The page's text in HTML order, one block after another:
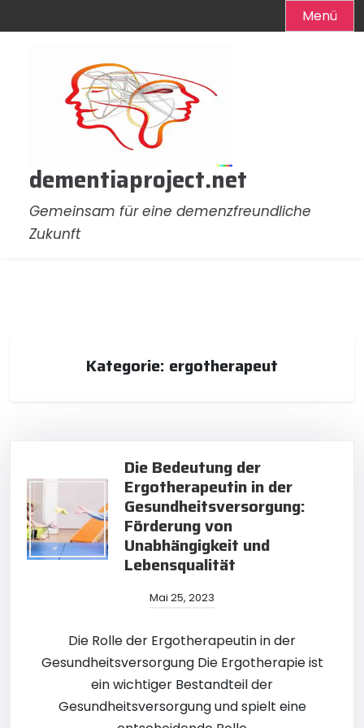
Menü
dementiaproject.net
Gemeinsam für eine demenzfreundliche
Zukunft
Kategorie: ergotherapeut
Die Bedeutung der
Ergotherapeutin in der
Gesundheitsversorgung:
Förderung von
Unabhängigkeit und
Lebensqualität
Mai 25, 2023
Die Rolle der Ergotherapeutin in der
Gesundheitsversorgung Die Ergotherapie ist
ein wichtiger Bestandteil der
Gesundheitsversorgung und spielt eine